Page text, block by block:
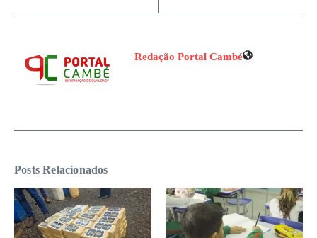
Redação Portal Cambé
Posts Relacionados